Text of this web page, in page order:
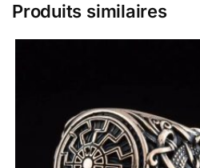
Produits similaires